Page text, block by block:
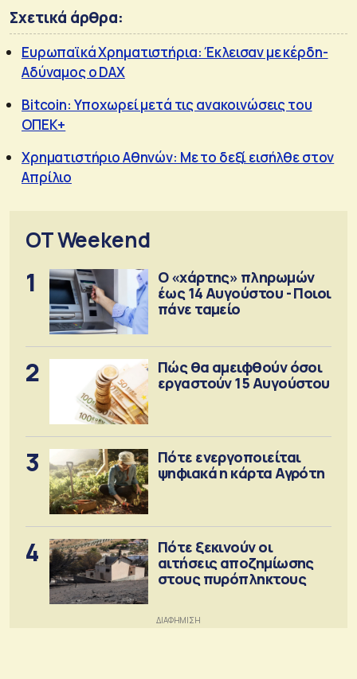
Σχετικά άρθρα:
Ευρωπαϊκά Χρηματιστήρια: Έκλεισαν με κέρδη-
Αδύναμος ο DAX
Bitcoin: Yποχωρεί μετά τις ανακοινώσεις του
ΟΠΕΚ+
Χρηματιστήριο Αθηνών: Με το δεξί εισήλθε στον
Απρίλιο
OT Weekend
1
Ο «χάρτης» πληρωμών
έως 14 Αυγούστου - Ποιοι
πάνε ταμείο
2
Πώς θα αμειφθούν όσοι
εργαστούν 15 Αυγούστου
3
Πότε ενεργοποιείται
ψηφιακά η κάρτα Αγρότη
4
Πότε ξεκινούν οι
αιτήσεις αποζημίωσης
στους πυρόπληκτους